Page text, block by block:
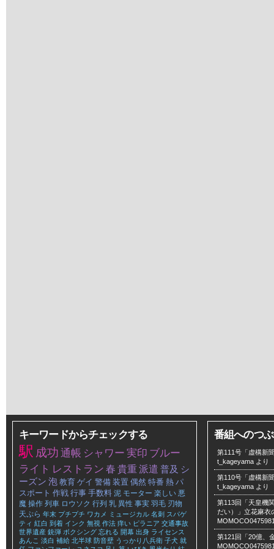
キーワードからチェックする
駅 成功 通帳 シャワー 実印 ブルー
ライト レストラン 春 貴重 派遣 普及 シ
ーズン 泡 教育 ゲイ 警備 装置 偶然 特番 熱 パ
スポート 作戦 行事 手数料 泥 モーター 楽しい 悪
魔 操作 列車 ロウソク 行列 乳 異性 事実 羽毛 刃物
天ぷら 年末 プチプチ ワカメ ミュージカル 名刺 スパゲ
ティ 紅白 到着 インク 無視 作法 痒い ピラニア 交通事故
世界遺産 銃弾 ボクシング 忘れる 開幕 出身 ライセンス
あんこ 淡白 補給 北半球 防音壁 うっかり八兵衛 子犬 就
番組へのつ
第111号「虚構新
t_kageyama より
第110号「虚構新
t_kageyama より
第113回「天皇機
だい）」立花麻衣
第121回「20億、